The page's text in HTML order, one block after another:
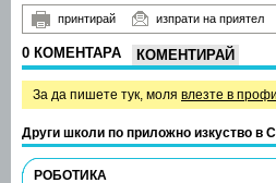
принтирай изпрати на приятел
0 КОМЕНТАРА КОМЕНТИРАЙ
За да пишете тук, моля влезте в
Други школи по приложно изкуство в
РОБОТИКА